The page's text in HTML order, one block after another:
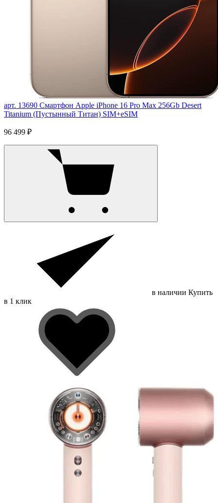
арт. 13690 Смартфон Apple iPhone 16 Pro Max 256Gb Desert
Titanium (Пустынный Титан) SIM+eSIM
96 499 ₽
в наличии Купить
в 1 клик